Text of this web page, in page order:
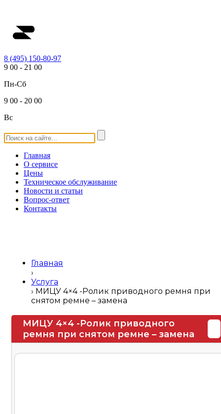
8 (495) 150-80-97
9 00 - 21 00
Пн-Сб
9 00 - 20 00
Вс
Главная
О сервисе
Цены
Техническое обслуживание
Новости и статьи
Вопрос-ответ
Контакты
Главная
›
Услуга
› МИЦУ 4×4 -Ролик приводного ремня при
снятом ремне – замена
МИЦУ 4×4 -Ролик приводного
ремня при снятом ремне – замена